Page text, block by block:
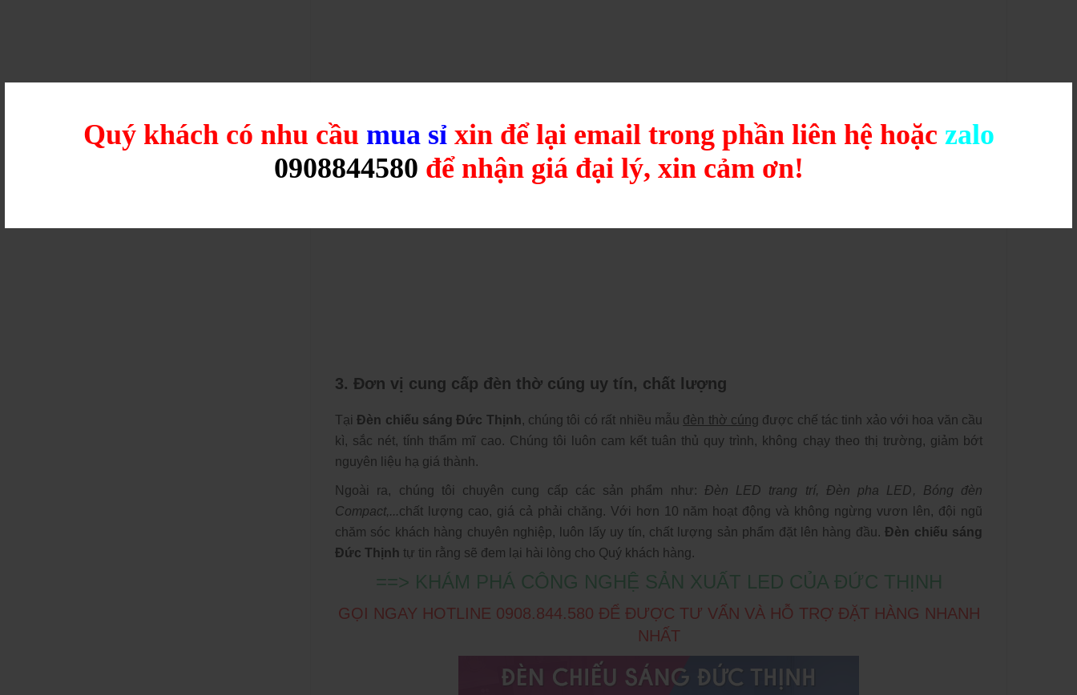
3. Đơn vị cung cấp đèn thờ cúng uy tín, chất lượng
TạiĐèn chiếu sáng Đức Thịnh, chúng tôi có rất nhiều mẫu đèn thờ cúng được chế tác tinh xảo với hoa văn cầu
kì, sắc nét, tính thẩm mĩ cao. Chúng tôi luôn cam kết tuân thủ quy trình, không chạy theo thị trường, giảm bớt
nguyên liệu hạ giá thành.
Ngoài ra, chúng tôi chuyên cung cấp các sản phẩm như: Đèn LED trang trí, Đèn pha LED, Bóng đèn
Compact,...chất lượng cao, giá cả phải chăng. Với hơn 10 năm hoạt động và không ngừng vươn lên, đội ngũ
chăm sóc khách hàng chuyên nghiệp, luôn lấy uy tín, chất lượng sản phẩm đặt lên hàng đầu.Đèn chiếu sáng
Đức Thịnh tự tin rằng sẽ đem lại hài lòng cho Quý khách hàng.
==> KHÁM PHÁ CÔNG NGHỆ SẢN XUẤT LED CỦA ĐỨC THỊNH
GỌI NGAY HOTLINE 0908.844.580 ĐỂ ĐƯỢC TƯ VẤN VÀ HỖ TRỢ ĐẶT HÀNG NHANH
NHẤT
Quý khách có nhu cầu mua sỉxin để lại email trong phần liên hệ hoặc zalo
0908844580 để nhận giá đại lý, xin cảm ơn!